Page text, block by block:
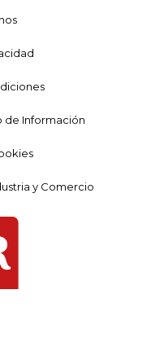
de Información
y Comercio